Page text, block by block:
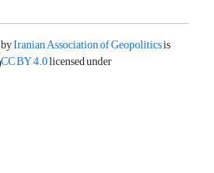
byIranian Association of Geopoliticsis
licensed under
CC BY 4.0